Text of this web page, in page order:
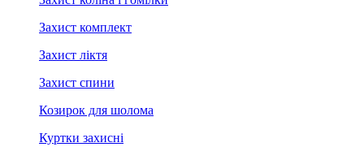
Захист комплект
Захист ліктя
Захист спини
Козирок для шолома
Куртки захисні